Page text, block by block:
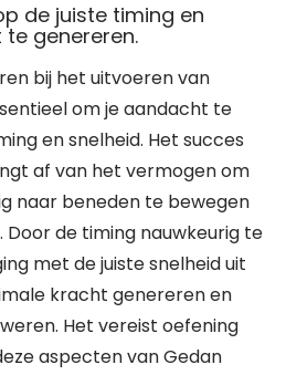
de juiste timing en
genereren.
bij het uitvoeren van
om je aandacht te
en snelheid. Het succes
af van het vermogen om
naar beneden te bewegen
de timing nauwkeurig te
met de juiste snelheid uit
kracht genereren en
Het vereist oefening
aspecten van Gedan